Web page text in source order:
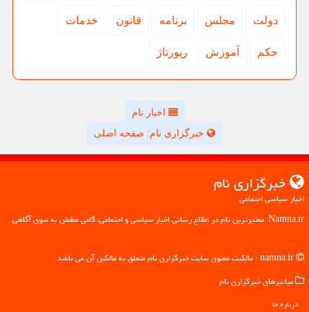
دولت مجلس برنامه قانون خدمات
حكم آموزش رپورتاژ
اخبار نام
خبرگزاری نام: صفحه اصلی
خبرگزاری نام
اخبار سیاسی اجتماعی
Namna.ir: معتبرترین نام در اطلاع رسانی اخبار سیاسی و اجتماعی، گامی مطمئن به سوی آگاهی
میانبرهای خبرگزاری نام
درباره ما